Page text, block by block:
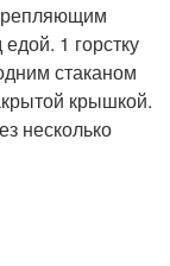
1 горстку
стаканом
крышкой.
несколько